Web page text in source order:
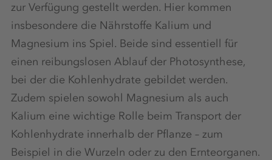
zur Verfügung gestellt werden. Hier kommen
insbesondere die Nährstoffe Kalium und
Magnesium ins Spiel. Beide sind essentiell für
einen reibungslosen Ablauf der Photosynthese,
bei der die Kohlenhydrate gebildet werden.
Zudem spielen sowohl Magnesium als auch
Kalium eine wichtige Rolle beim Transport der
Kohlenhydrate innerhalb der Pflanze – zum
Beispiel in die Wurzeln oder zu den Ernteorganen.